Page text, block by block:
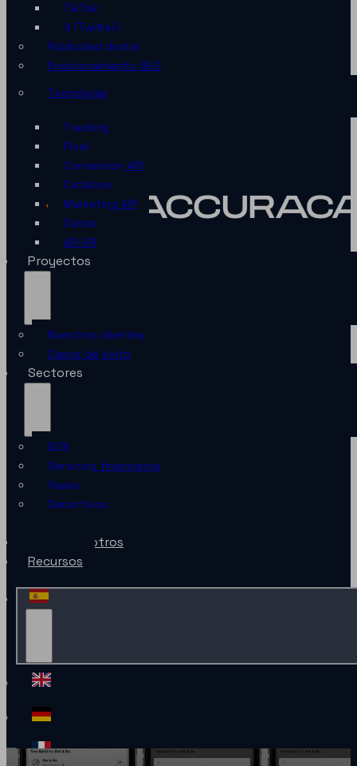
TikTok
X (Twitter)
Publicidad digital
Posicionamiento SEO
Tecnología
Tracking
Pixel
Conversion API
Catálogo
Marketing API
Datos
AR-VR
Proyectos
Nuestros clientes
Casos de éxito
Sectores
B2B
Servicios financieros
Viajes
Deportivos
Sobre nosotros
Recursos